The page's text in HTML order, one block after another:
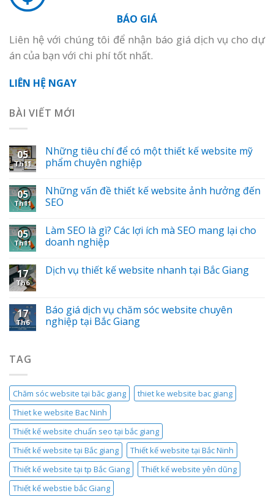
BÁO GIÁ
Liên hệ với chúng tôi để nhận báo giá dịch vụ cho dự
án của bạn với chi phí tốt nhất.
LIÊN HỆ NGAY
BÀI VIẾT MỚI
05
Th11
Những tiêu chí để có một thiết kế website mỹ
phẩm chuyên nghiệp
05
Th11
Những vấn đề thiết kế website ảnh hưởng đến
SEO
05
Th11
Làm SEO là gì? Các lợi ích mà SEO mang lại cho
doanh nghiệp
17
Th6
Dịch vụ thiết kế website nhanh tại Bắc Giang
17
Th6
Báo giá dịch vụ chăm sóc website chuyên
nghiệp tại Bắc Giang
TAG
Chăm sóc website tại băc giang
thiet ke website bac giang
Thiet ke website Bac Ninh
Thiết kế website chuẩn seo tại bắc giang
Thiết kế website tại Bắc giang
Thiết kế website tại Bắc Ninh
Thiết kế website tại tp Bắc Giang
Thiết kế website yên dũng
Thiết kế webstie bắc Giang